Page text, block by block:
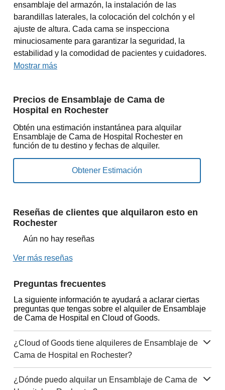
ensamblaje del armazón, la instalación de las
barandillas laterales, la colocación del colchón y el
ajuste de altura. Cada cama se inspecciona
minuciosamente para garantizar la seguridad, la
estabilidad y la comodidad de pacientes y cuidadores.
Mostrar más
Precios de Ensamblaje de Cama de
Hospital en Rochester
Obtén una estimación instantánea para alquilar
Ensamblaje de Cama de Hospital Rochester en
función de tu destino y fechas de alquiler.
Reseñas de clientes que alquilaron esto en
Rochester
Aún no hay reseñas
Ver más reseñas
Preguntas frecuentes
La siguiente información te ayudará a aclarar ciertas
preguntas que tengas sobre el alquiler de Ensamblaje
de Cama de Hospital en Cloud of Goods.
¿Cloud of Goods tiene alquileres de Ensamblaje de
Cama de Hospital en Rochester?
¿Dónde puedo alquilar un Ensamblaje de Cama de